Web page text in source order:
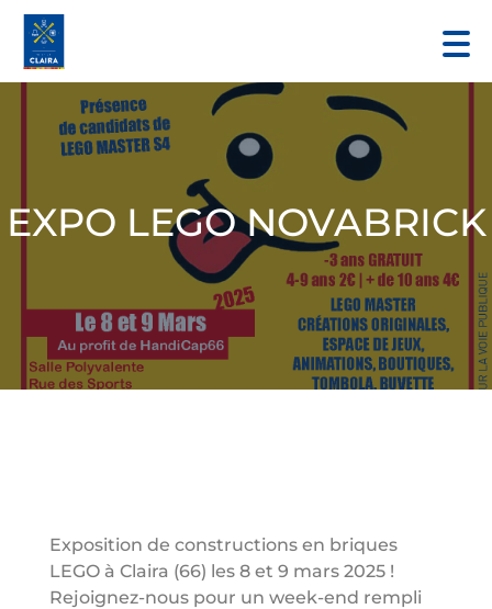
EXPO LEGO NOVABRICK
Exposition de constructions en briques
LEGO à Claira (66) les 8 et 9 mars 2025 !
Rejoignez-nous pour un week-end rempli